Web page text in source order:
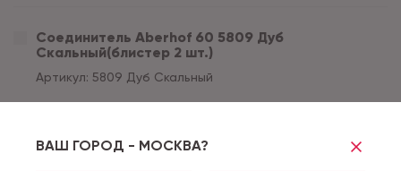
ВАШ ГОРОД - МОСКВА?
Соединитель Aberhof 60 5809 Дуб
Скальный(блистер 2 шт.)
Артикул: 5809 Дуб Скальный